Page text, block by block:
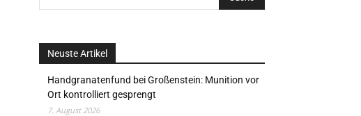
Neuste Artikel
Handgranatenfund bei Großenstein: Munition vor
Ort kontrolliert gesprengt
7. August 2026